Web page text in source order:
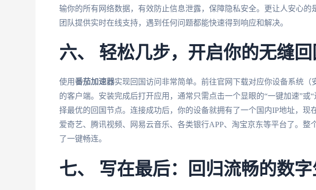
输你的所有网络数据，有效防止信息泄露，保障隐私安全。更让人安心的
团队提供实时在线支持，遇到任何问题都能快速得到响应和解决。
六、 轻松几步，开启你的无缝
使用番茄加速器实现回国访问非常简单。前往官网下载对应你设备系统（
的客户端。安装完成后打开应用，通常只需点击一个显眼的“一键加速”或
择最优的回国节点。连接成功后，你的设备就拥有了一个国内IP地址，现
爱奇艺、腾讯视频、网易云音乐、各类银行APP、淘宝京东等平台了。整
了一键畅连。
七、 写在最后：回归流畅的数